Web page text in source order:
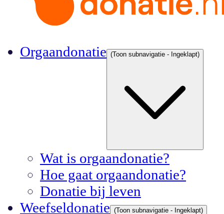
Orgaandonatie (Toon subnavigatie - Ingeklapt)
Wat is orgaandonatie?
Hoe gaat orgaandonatie?
Donatie bij leven
Weefseldonatie (Toon subnavigatie - Ingeklapt)